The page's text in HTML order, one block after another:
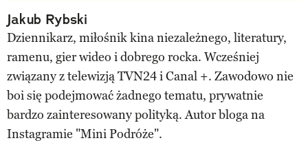
Jakub Rybski
Dziennikarz, miłośnik kina niezależnego, literatury,
ramenu, gier wideo i dobrego rocka. Wcześniej
związany z telewizją TVN24 i Canal +. Zawodowo nie
boi się podejmować żadnego tematu, prywatnie
bardzo zainteresowany polityką. Autor bloga na
Instagramie "Mini Podróże".